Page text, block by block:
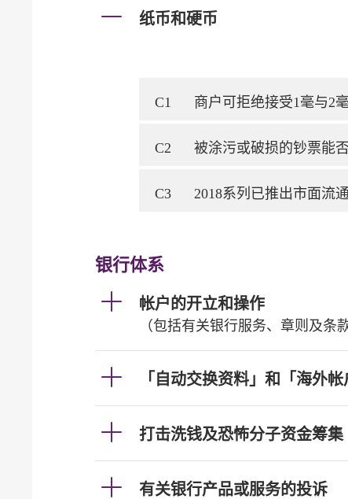
纸币和硬币
C1 商户可拒绝接受1毫与2
C2 被涂污或破损的钞票能
C3 2018系列已推出市面流
银行体系
帐户的开立和操作
（包括有关银行服务、章则及条
「自动交换资料」和「海外帐
打击洗钱及恐怖分子资金筹集
有关银行产品或服务的投诉